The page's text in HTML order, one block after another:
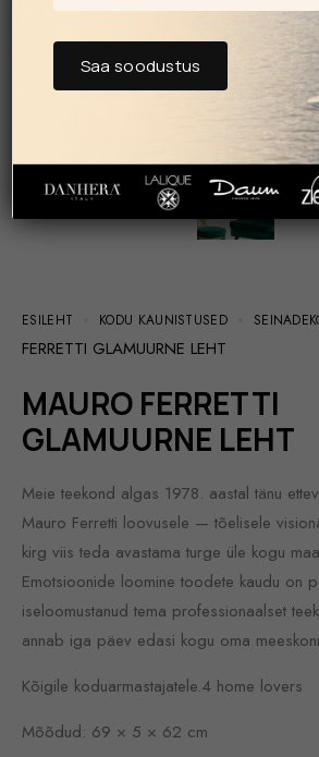
ESILEHT KODU KAUNISTUSED
FERRETTI GLAMUURNE LEHT
MAURO FERRETTI
GLAMUURNE LEHT
Meie teekond algas 1978. aastal tänu
Mauro Ferretti loovusele — tõelisele
kirg viis teda avastama turge üle kogu
Emotsioonide loomine toodete kaudu on
iseloomustanud tema professionaalset
annab iga päev edasi kogu oma
Kõigile koduarmastajatele.4 home lovers
Mõõdud: 69 × 5 × 62 cm